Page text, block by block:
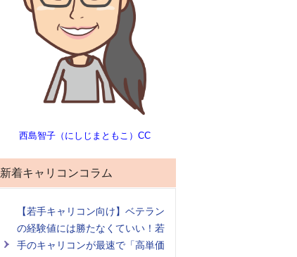
西島智子（にしじまともこ）CC
新着キャリコンコラム
【若手キャリコン向け】ベテラン
の経験値には勝たなくていい！若
手のキャリコンが最速で「高単価